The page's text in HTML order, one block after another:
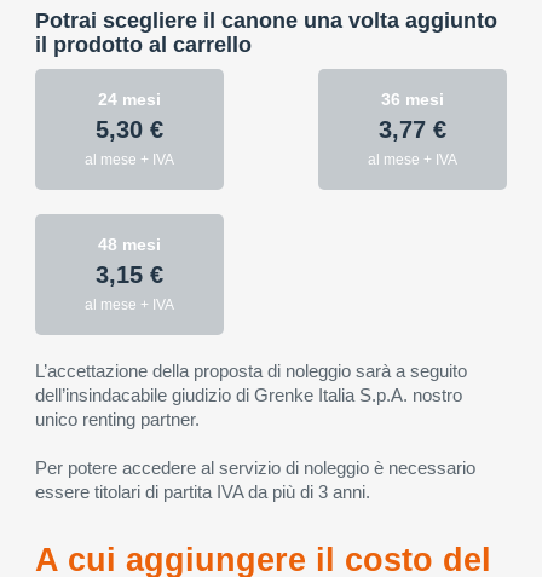
Potrai scegliere il canone una volta aggiunto
il prodotto al carrello
24 mesi
5,30 €
al mese + IVA
36 mesi
3,77 €
al mese + IVA
48 mesi
3,15 €
al mese + IVA
L’accettazione della proposta di noleggio sarà a seguito
dell’insindacabile giudizio di Grenke Italia S.p.A. nostro
unico renting partner.
Per potere accedere al servizio di noleggio è necessario
essere titolari di partita IVA da più di 3 anni.
A cui aggiungere il costo del